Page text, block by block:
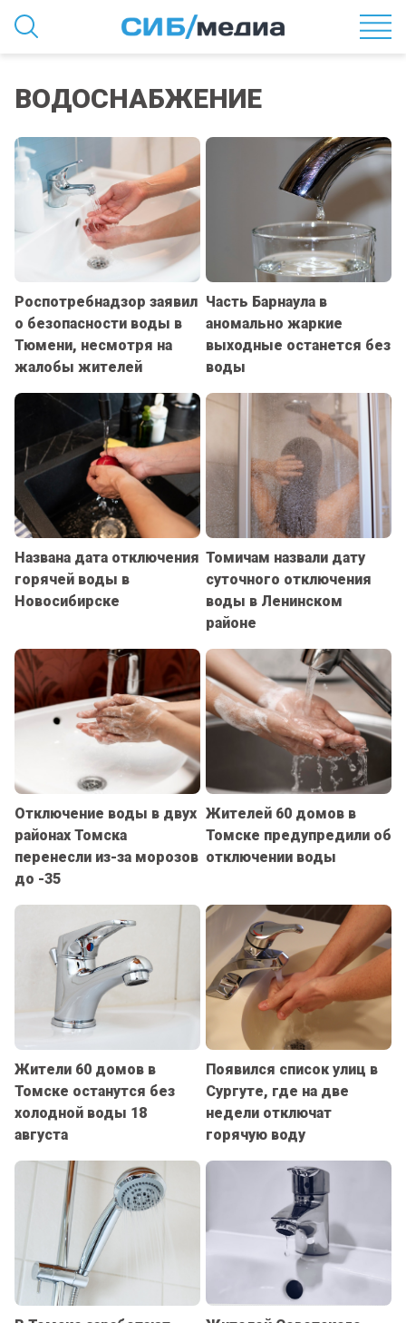
ВОДОСНАБЖЕНИЕ
Роспотребнадзор заявил
о безопасности воды в
Тюмени, несмотря на
жалобы жителей
Часть Барнаула в
аномально жаркие
выходные останется без
воды
Названа дата отключения
горячей воды в
Новосибирске
Томичам назвали дату
суточного отключения
воды в Ленинском
районе
Отключение воды в двух
районах Томска
перенесли из-за морозов
до -35
Жителей 60 домов в
Томске предупредили об
отключении воды
Жители 60 домов в
Томске останутся без
холодной воды 18
августа
Появился список улиц в
Сургуте, где на две
недели отключат
горячую воду